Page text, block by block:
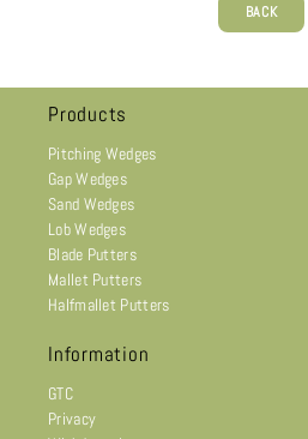
BACK
Products
Pitching Wedges
Gap Wedges
Sand Wedges
Lob Wedges
Blade Putters
Mallet Putters
Halfmallet Putters
Information
GTC
Privacy